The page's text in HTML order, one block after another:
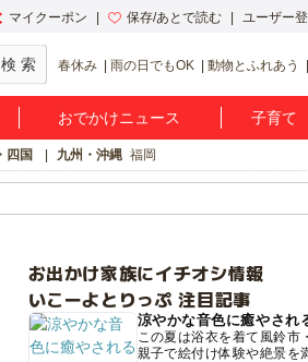
マイクーポン 保存/あとで読む ユーザー
春休み 雨の日でもOK 動物とふれあう
おでかけニュース 子育て
四国 九州・沖縄 福岡
お出かけ家族にイチオシ情報
いこーよとりっぷ 注目記事
涼やかな音色に癒やされ
この夏は浴衣を着て風鈴市
親子で絵付け体験や絶景を